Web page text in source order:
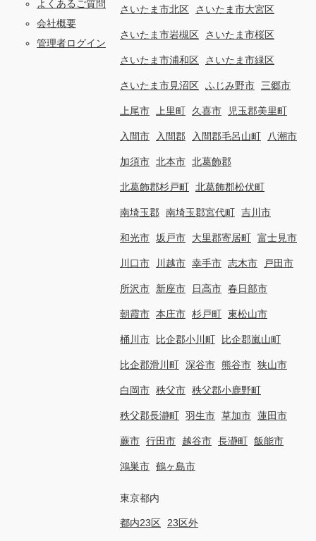
よくあるご質問
会社概要
管理者ログイン
さいたま市北区 さいたま市大宮区
さいたま市岩槻区 さいたま市桜区
さいたま市浦和区 さいたま市緑区
さいたま市見沼区 ふじみ野市 三郷市
上尾市 上里町 久喜市 児玉郡美里町
入間市 入間郡 入間郡毛呂山町 八潮市
加須市 北本市 北葛飾郡
北葛飾郡杉戸町 北葛飾郡松伏町
南埼玉郡 南埼玉郡宮代町 吉川市
和光市 坂戸市 大里郡寄居町 富士見市
川口市 川越市 幸手市 志木市 戸田市
所沢市 新座市 日高市 春日部市
朝霞市 本庄市 杉戸町 東松山市
桶川市 比企郡小川町 比企郡嵐山町
比企郡滑川町 深谷市 熊谷市 狭山市
白岡市 秩父市 秩父郡小鹿野町
秩父郡長瀞町 羽生市 草加市 蓮田市
蕨市 行田市 越谷市 長瀞町 飯能市
鴻巣市 鶴ヶ島市
東京都内
都内23区 23区外